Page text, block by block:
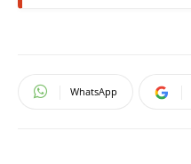
WhatsApp